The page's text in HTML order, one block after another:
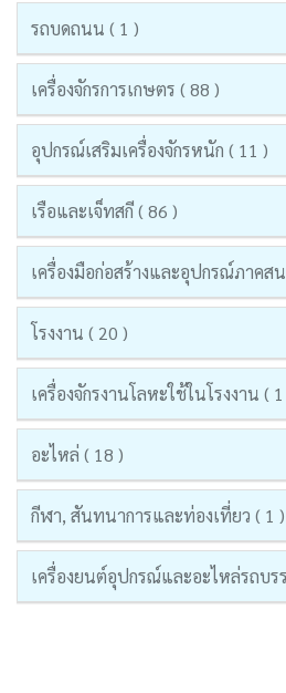
รถบดถนน ( 1 )
เครื่องจักรการเกษตร ( 88 )
อุปกรณ์เสริมเครื่องจักรหนัก ( 11 )
เรือและเจ็ทสกี ( 86 )
เครื่องมือก่อสร้างและอุปกรณ์ภาคส
โรงงาน ( 20 )
เครื่องจักรงานโลหะใช้ในโรงงาน (
อะไหล่ ( 18 )
กีฬา, สันทนาการและท่องเที่ยว ( 1 )
เครื่องยนต์อุปกรณ์และอะไหล่รถบร